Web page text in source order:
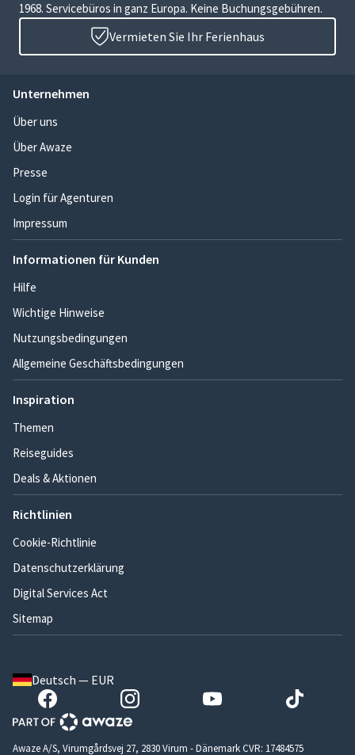
1968. Servicebüros in ganz Europa. Keine Buchungsgebühren.
Vermieten Sie Ihr Ferienhaus
Unternehmen
Über uns
Über Awaze
Presse
Login für Agenturen
Impressum
Informationen für Kunden
Hilfe
Wichtige Hinweise
Nutzungsbedingungen
Allgemeine Geschäftsbedingungen
Inspiration
Themen
Reiseguides
Deals & Aktionen
Richtlinien
Cookie-Richtlinie
Datenschutzerklärung
Digital Services Act
Sitemap
Deutsch — EUR
Awaze A/S, Virumgårdsvej 27, 2830 Virum - Dänemark CVR: 17484575